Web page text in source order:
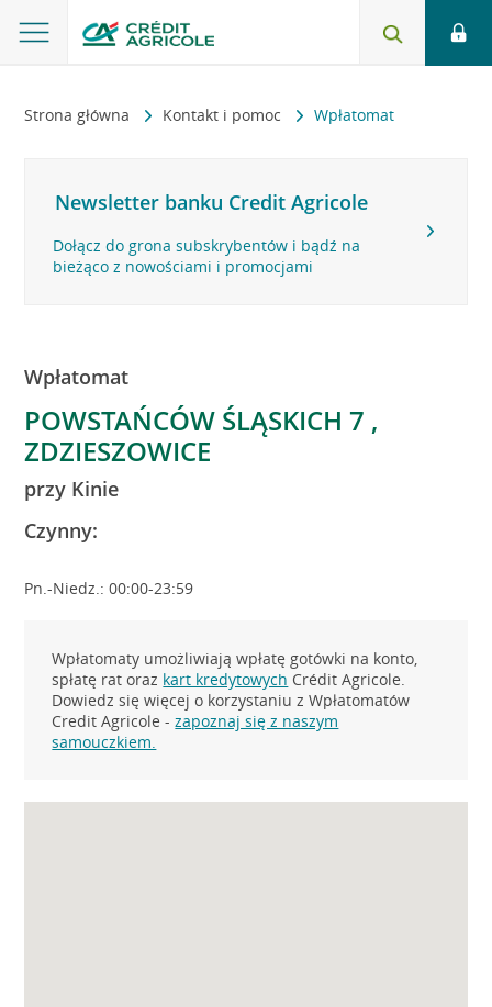
Strona główna Kontakt i pomoc Wpłatomat
Newsletter banku Credit Agricole
Dołącz do grona subskrybentów i bądź na
bieżąco z nowościami i promocjami
Wpłatomat
POWSTAŃCÓW ŚLĄSKICH 7 ,
ZDZIESZOWICE
przy Kinie
Czynny:
Pn.-Niedz.: 00:00-23:59
Wpłatomaty umożliwiają wpłatę gotówki na konto,
spłatę rat oraz kart kredytowych Crédit Agricole.
Dowiedz się więcej o korzystaniu z Wpłatomatów
Credit Agricole -zapoznaj się z naszym
samouczkiem.